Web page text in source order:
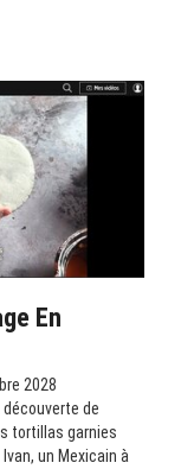
En
2028
de
tortillas garnies
un Mexicain à